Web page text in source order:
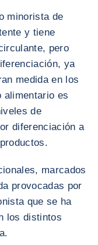
minorista de
y tiene
pero
ya
medida en los
alimentario es
de
diferenciación a
marcados
provocadas por
que se ha
los distintos